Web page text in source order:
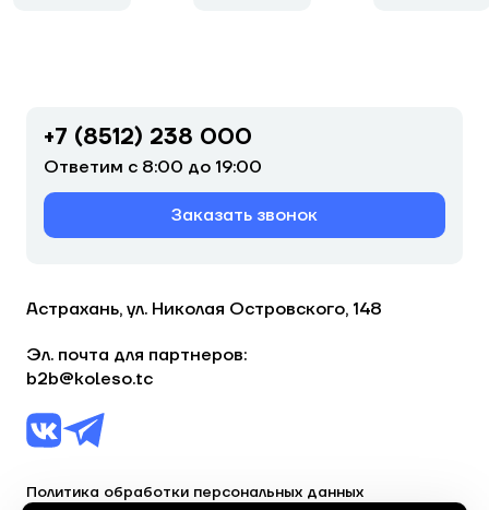
+7 (8512) 238 000
Ответим с 8:00 до 19:00
Заказать звонок
Астрахань, ул. Николая Островского, 148
Эл. почта для партнеров:
b2b@koleso.tc
Политика обработки персональных данных